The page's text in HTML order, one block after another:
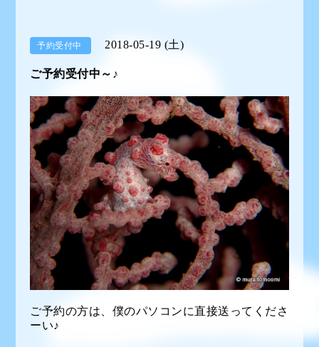
予約受付中 2018-05-19 (土)
ご予約受付中～♪
ご予約の方は、僕のパソコンに直接送ってくださ
ーい♪